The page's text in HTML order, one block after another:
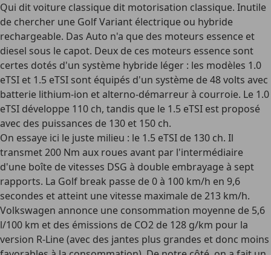
Qui dit voiture classique dit motorisation classique. Inutile
de chercher une Golf Variant électrique ou hybride
rechargeable. Das Auto n'a que des moteurs essence et
diesel sous le capot. Deux de ces moteurs essence sont
certes dotés d'un système hybride léger : les modèles 1.0
eTSI et 1.5 eTSI sont équipés d'un système de 48 volts avec
batterie lithium-ion et alterno-démarreur à courroie. Le 1.0
eTSI développe 110 ch, tandis que le 1.5 eTSI est proposé
avec des puissances de 130 et 150 ch.
On essaye ici le juste milieu : le 1.5 eTSI de 130 ch. Il
transmet 200 Nm aux roues avant par l'intermédiaire
d'une boîte de vitesses DSG à double embrayage à sept
rapports. La Golf break passe de 0 à 100 km/h en 9,6
secondes et atteint une vitesse maximale de 213 km/h.
Volkswagen annonce une consommation moyenne de 5,6
l/100 km et des émissions de CO2 de 128 g/km pour la
version R-Line (avec des jantes plus grandes et donc moins